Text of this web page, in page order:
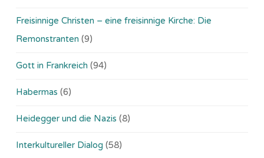
Freisinnige Christen – eine freisinnige Kirche: Die
Remonstranten (9)
Gott in Frankreich (94)
Habermas (6)
Heidegger und die Nazis (8)
Interkultureller Dialog (58)